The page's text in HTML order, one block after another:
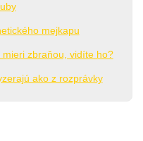
mejkapu
zbraňou, vidíte ho?
ako z rozprávky